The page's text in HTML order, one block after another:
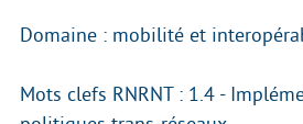
Domaine : mobilité et
Mots clefs RNRNT : 1.4 -